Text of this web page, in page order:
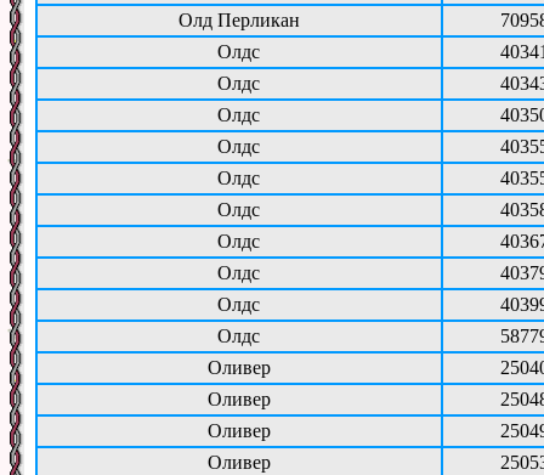
Олд Перликан
Олдс
Олдс
Олдс
Олдс
Олдс
Олдс
Олдс
Олдс
Олдс
Олдс
Оливер
Оливер
Оливер
Оливер